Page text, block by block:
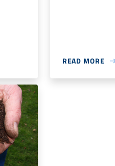
READ MORE